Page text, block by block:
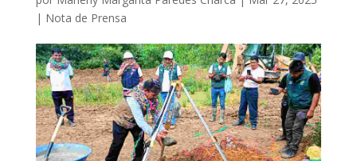
| Nota de Prensa